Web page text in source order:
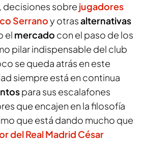
, decisiones sobre jugadores
Serranoy otrasalternativas
el mercado con el paso de los
pilar indispensable del club
se queda atrás en este
siempre está en continua
para sus escalafones
que encajen en la filosofía
que está dando mucho que
del Real Madrid César